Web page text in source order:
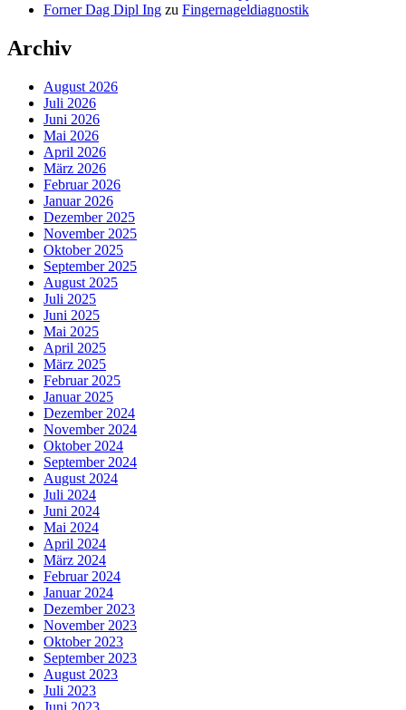
Forner Dag Dipl Ing zu Fingernageldiagnostik
Archiv
August 2026
Juli 2026
Juni 2026
Mai 2026
April 2026
März 2026
Februar 2026
Januar 2026
Dezember 2025
November 2025
Oktober 2025
September 2025
August 2025
Juli 2025
Juni 2025
Mai 2025
April 2025
März 2025
Februar 2025
Januar 2025
Dezember 2024
November 2024
Oktober 2024
September 2024
August 2024
Juli 2024
Juni 2024
Mai 2024
April 2024
März 2024
Februar 2024
Januar 2024
Dezember 2023
November 2023
Oktober 2023
September 2023
August 2023
Juli 2023
Juni 2023